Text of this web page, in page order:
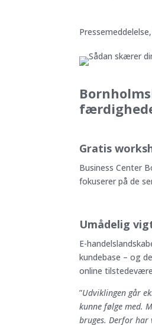
Gratis
Business Center
fokuserer på de
Umådelig
E-
kundebase – og
online
”Udviklingen går
kunne følge med.
bruges. Derfor